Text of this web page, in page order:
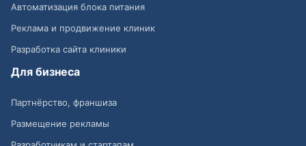
Автоматизация блока питания
Реклама и продвижение клиник
Разработка сайта клиники
Для бизнеса
Партнёрство, франшиза
Размещение рекламы